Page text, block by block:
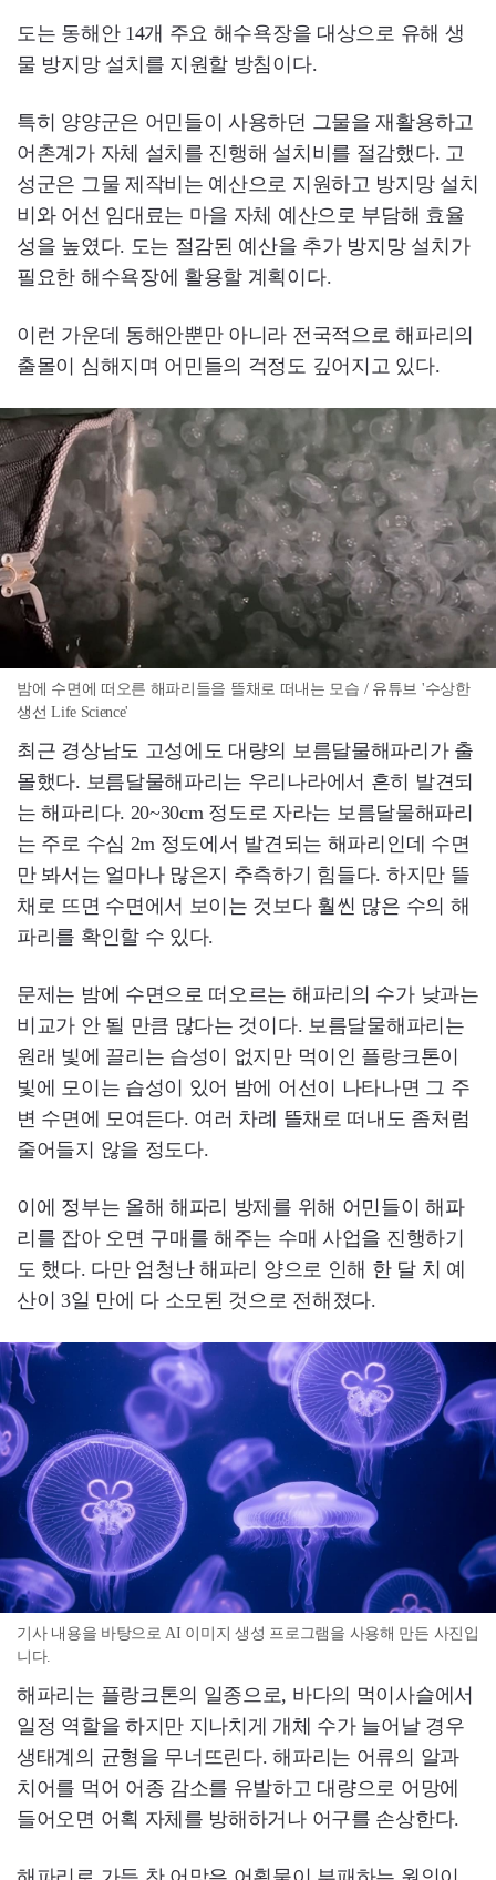
도는 동해안 14개 주요 해수욕장을 대상으로 유해 생
물 방지망 설치를 지원할 방침이다.
특히 양양군은 어민들이 사용하던 그물을 재활용하고
어촌계가 자체 설치를 진행해 설치비를 절감했다. 고
성군은 그물 제작비는 예산으로 지원하고 방지망 설치
비와 어선 임대료는 마을 자체 예산으로 부담해 효율
성을 높였다. 도는 절감된 예산을 추가 방지망 설치가
필요한 해수욕장에 활용할 계획이다.
이런 가운데 동해안뿐만 아니라 전국적으로 해파리의
출몰이 심해지며 어민들의 걱정도 깊어지고 있다.
밤에 수면에 떠오른 해파리들을 뜰채로 떠내는 모습 / 유튜브 '수상한
생선 Life Science'
최근 경상남도 고성에도 대량의 보름달물해파리가 출
몰했다. 보름달물해파리는 우리나라에서 흔히 발견되
는 해파리다. 20~30cm 정도로 자라는 보름달물해파리
는 주로 수심 2m 정도에서 발견되는 해파리인데 수면
만 봐서는 얼마나 많은지 추측하기 힘들다. 하지만 뜰
채로 뜨면 수면에서 보이는 것보다 훨씬 많은 수의 해
파리를 확인할 수 있다.
문제는 밤에 수면으로 떠오르는 해파리의 수가 낮과는
비교가 안 될 만큼 많다는 것이다. 보름달물해파리는
원래 빛에 끌리는 습성이 없지만 먹이인 플랑크톤이
빛에 모이는 습성이 있어 밤에 어선이 나타나면 그 주
변 수면에 모여든다. 여러 차례 뜰채로 떠내도 좀처럼
줄어들지 않을 정도다.
이에 정부는 올해 해파리 방제를 위해 어민들이 해파
리를 잡아 오면 구매를 해주는 수매 사업을 진행하기
도 했다. 다만 엄청난 해파리 양으로 인해 한 달 치 예
산이 3일 만에 다 소모된 것으로 전해졌다.
기사 내용을 바탕으로 AI 이미지 생성 프로그램을 사용해 만든 사진입
니다.
해파리는 플랑크톤의 일종으로, 바다의 먹이사슬에서
일정 역할을 하지만 지나치게 개체 수가 늘어날 경우
생태계의 균형을 무너뜨린다. 해파리는 어류의 알과
치어를 먹어 어종 감소를 유발하고 대량으로 어망에
들어오면 어획 자체를 방해하거나 어구를 손상한다.